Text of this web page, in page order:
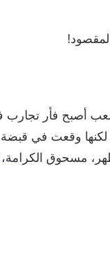
أصبح فأر
وقعت في قبضة
مسحوق